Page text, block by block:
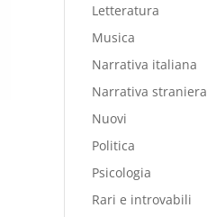
Letteratura
Musica
Narrativa italiana
Narrativa straniera
Nuovi
Politica
Psicologia
Rari e introvabili